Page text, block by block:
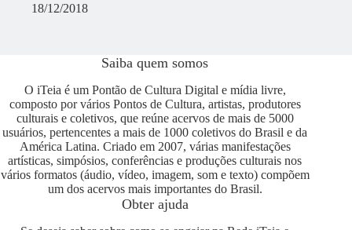
18/12/2018
Saiba quem somos
O iTeia é um Pontão de Cultura Digital e mídia livre,
composto por vários Pontos de Cultura, artistas, produtores
culturais e coletivos, que reúne acervos de mais de 5000
usuários, pertencentes a mais de 1000 coletivos do Brasil e da
América Latina. Criado em 2007, várias manifestações
artísticas, simpósios, conferências e produções culturais nos
vários formatos (áudio, vídeo, imagem, som e texto) compõem
um dos acervos mais importantes do Brasil.
Obter ajuda